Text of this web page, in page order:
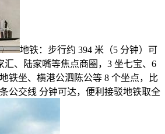
地铁：步行约 394 米（5 分钟）可
、陆家嘴等焦点商圈，3 坐七宝、6
铁坐、横港公泗陈公等 8 个坐点，比
公交线 分钟可达，便利接驳地铁取全